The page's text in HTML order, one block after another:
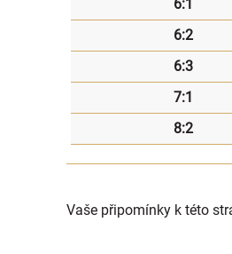
6:1
6:2
6:3
7:1
8:2
Vaše připomínky k této